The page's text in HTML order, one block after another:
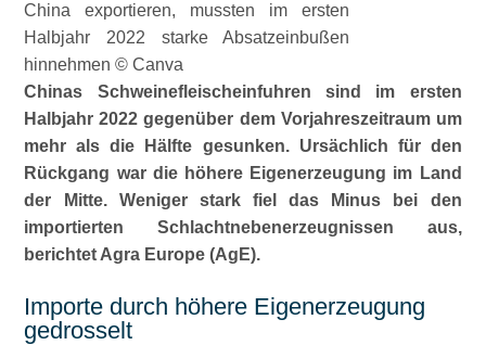
China exportieren, mussten im ersten
Halbjahr 2022 starke Absatzeinbußen
hinnehmen © Canva
Chinas Schweinefleischeinfuhren sind im ersten
Halbjahr 2022 gegenüber dem Vorjahreszeitraum um
mehr als die Hälfte gesunken. Ursächlich für den
Rückgang war die höhere Eigenerzeugung im Land
der Mitte. Weniger stark fiel das Minus bei den
importierten Schlachtnebenerzeugnissen aus,
berichtet Agra Europe (AgE).
Importe durch höhere Eigenerzeugung
gedrosselt